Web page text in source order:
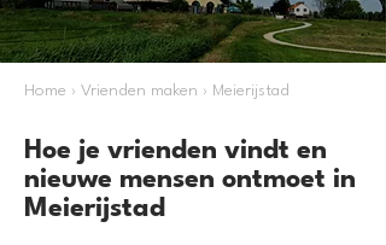
Home › Vrienden maken › Meierijstad
Hoe je vrienden vindt en
nieuwe mensen ontmoet in
Meierijstad